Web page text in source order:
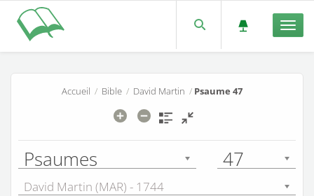
Accueil / Bible / David Martin / Psaume 47
Psaumes 47
David Martin (MAR) - 1744